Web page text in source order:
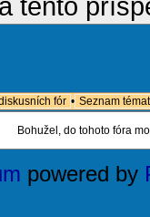
fór • Seznam témat
Bohužel, do tohoto fóra
powered by